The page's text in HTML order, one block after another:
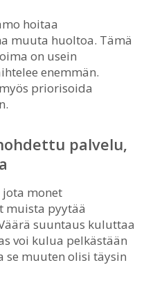
hoitaa
muuta huoltoa. Tämä
on usein
enemmän.
priorisoida
palvelu,
jota monet
muista pyytää
suuntaus kuluttaa
voi kulua pelkästään
se muuten olisi täysin